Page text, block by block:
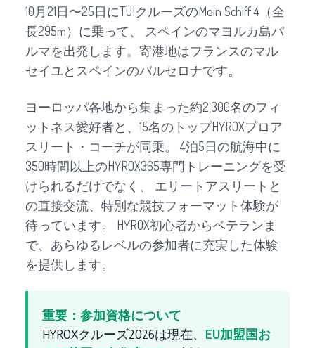
10月21日〜25日にTUIクルーズのMein Schiff 4（全
長295m）に乗って、 スペインのマヨルカ島パ
ルマを出発します。寄港地はフランスのマル
セイユとスペインのバルセロナです。
ヨーロッパ各地から集まった約2,300名のフィ
ットネス愛好者と、15名のトップHYROXプロア
スリート・コーチが同乗。 4泊5日の航海中に
350時間以上のHYROX365専門トレーニングを受
けられるだけでなく、 エリートアスリートと
の直接交流、特別な競技フォーマット体験が
待っています。 HYROX初心者からベテランま
で、あらゆるレベルの参加者に充実した体験
を提供します。
重要：参加資格について
HYROXクルーズ2026は現在、 EU加盟国お